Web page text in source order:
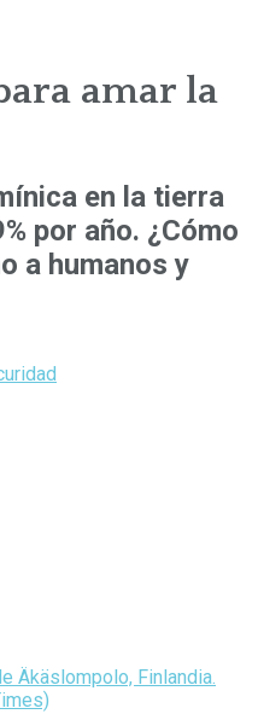
amar la
en la tierra
por año. ¿Cómo
a humanos y
Äkäslompolo, Finlandia.